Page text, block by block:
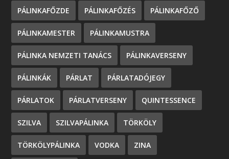
PÁLINKAFŐZDE PÁLINKAFŐZÉS PÁLINKAFŐZŐ
PÁLINKAMESTER PÁLINKAMUSTRA
PÁLINKA NEMZETI TANÁCS PÁLINKAVERSENY
PÁLINKÁK PÁRLAT PÁRLATADÓJEGY
PÁRLATOK PÁRLATVERSENY QUINTESSENCE
SZILVA SZILVAPÁLINKA TÖRKÖLY
TÖRKÖLYPÁLINKA VODKA ZINA